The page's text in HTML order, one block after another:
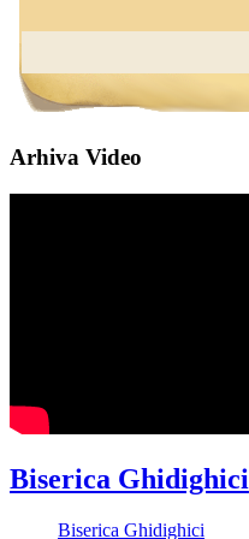
Arhiva Video
Biserica Ghidighici
Biserica Ghidighici